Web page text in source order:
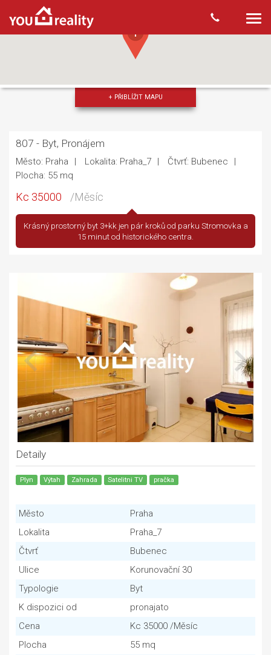
+ PŘIBLÍŽIT MAPU
807 - Byt, Pronájem
Město: Praha Lokalita: Praha_7
Čtvrť: Bubenec
Plocha: 55 mq
Kc 35000 /Měsíc
Krásný prostorný byt 3+kk jen pár kroků od parku Stromovka a
15 minut od historického centra.
Detaily
Plyn Výtah Zahrada Satelitni TV pračka
Město
Praha
Lokalita
Praha_7
Čtvrť
Bubenec
Ulice
Korunovační 30
Typologie
Byt
K dispozici od
pronajato
Cena
Kc 35000 /Měsíc
Plocha
55 mq